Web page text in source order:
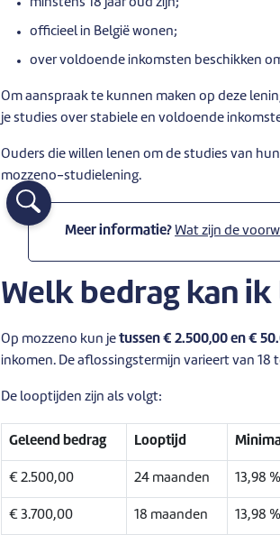
minstens 18 jaar oud zijn;
officieel in België wonen;
over voldoende inkomsten beschikken
Om aanspraak te kunnen maken op deze
je studies over stabiele en voldoende
Ouders die willen lenen om de studies van
mozzeno-studielening.
Meer informatie? Wat zijn de
Welk bedrag kan ik
Op mozzeno kun je tussen € 2.500,00 en €
inkomen. De aflossingstermijn varieert van 18
De looptijden zijn als volgt:
Geleend bedrag Looptijd
€ 2.500,00 24 maanden 13,98 %
€ 3.700,00 18 maanden 13,98 %